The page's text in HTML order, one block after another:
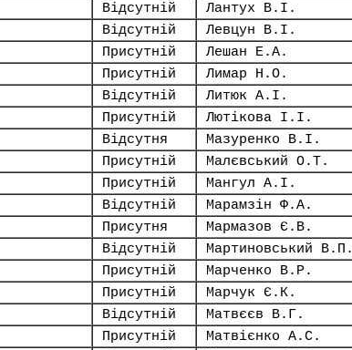
Відсутній Лантух В.І.
Відсутній Левцун В.І.
Присутній Лешан Е.А.
Присутній Лимар Н.О.
Відсутній Литюк А.І.
Присутній Лютікова І.І.
Відсутня Мазуренко В.І.
Присутній Малєвський О.Т.
Присутній Мангул А.І.
Відсутній Марамзін Ф.А.
Присутня Мармазов Є.В.
Відсутній Мартиновський В.П.
Присутній Марченко В.Р.
Присутній Марчук Є.К.
Відсутній Матвєєв В.Г.
Присутній Матвієнко А.С.